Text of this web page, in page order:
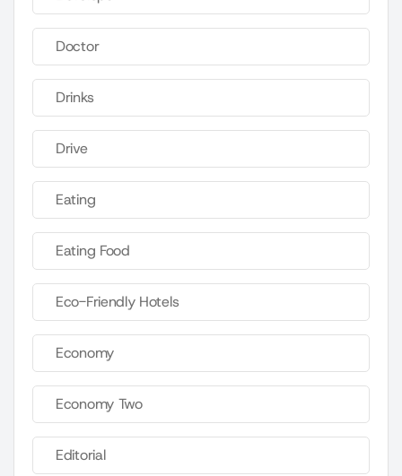
Doctor
Drinks
Drive
Eating
Eating Food
Eco-Friendly Hotels
Economy
Economy Two
Editorial